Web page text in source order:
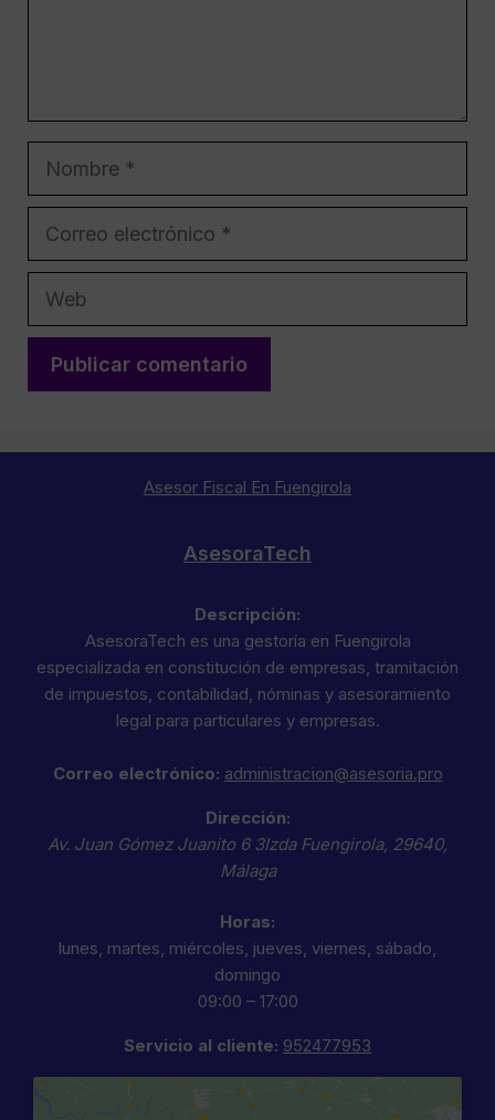
Nombre
Correo
Web
Asesor Fiscal En Fuengirola
AsesoraTech
Descripción:
AsesoraTech es una gestoría en Fuengirola
especializada en constitución de empresas, tramitación
de impuestos, contabilidad, nóminas y asesoramiento
legal para particulares y empresas.
Correo electrónico: administracion@asesoria.pro
Dirección:
Av. Juan Gómez Juanito 6 3Izda Fuengirola, 29640,
Málaga
Horas:
lunes, martes, miércoles, jueves, viernes, sábado,
domingo
09:00 – 17:00
Servicio al cliente: 952477953